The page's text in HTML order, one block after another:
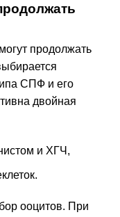
продолжать
СПФ и его
двойная
и ХГЧ,
ооцитов. При